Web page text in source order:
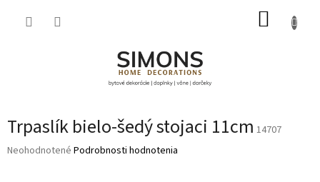
Trpaslík bielo-šedý stojaci 11cm 14707
Priemerné
Neohodnotené Podrobnosti hodnotenia